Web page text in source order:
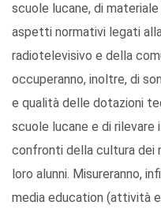
scuole lucane, di
aspetti normativi legati
radiotelevisivo e della
occuperanno, inoltre, di
e qualità delle dotazioni
scuole lucane e di rilevare
confronti della cultura dei
loro alunni. Misureranno,
media education (attività